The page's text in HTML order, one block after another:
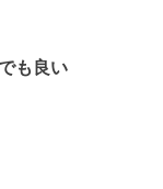
も良い